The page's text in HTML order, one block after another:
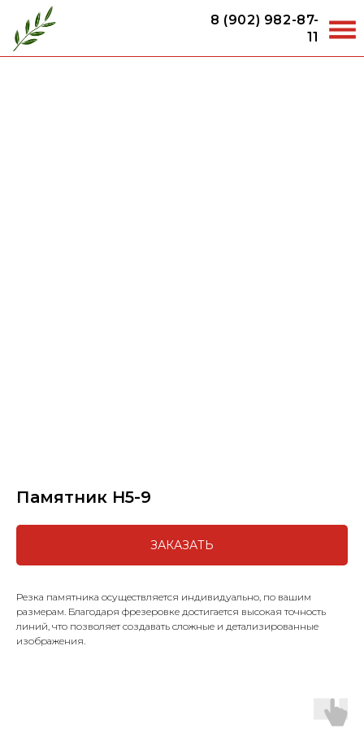
8 (902) 982-87-
11
Памятник H5-9
ЗАКАЗАТЬ
Резка памятника осуществляется индивидуально, по вашим
размерам. Благодаря фрезеровке достигается высокая точность
линий, что позволяет создавать сложные и детализированные
изображения.